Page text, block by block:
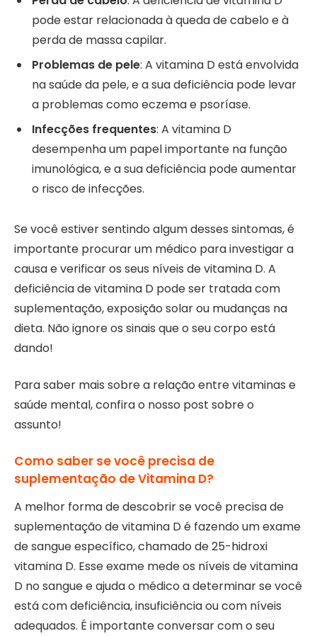
pode estar relacionada à queda de cabelo e à
perda de massa capilar.
Problemas de pele: A vitamina D está envolvida
na saúde da pele, e a sua deficiência pode levar
a problemas como eczema e psoríase.
Infecções frequentes: A vitamina D
desempenha um papel importante na função
imunológica, e a sua deficiência pode aumentar
o risco de infecções.
Se você estiver sentindo algum desses sintomas, é
importante procurar um médico para investigar a
causa e verificar os seus níveis de vitamina D. A
deficiência de vitamina D pode ser tratada com
suplementação, exposição solar ou mudanças na
dieta. Não ignore os sinais que o seu corpo está
dando!
Para saber mais sobre a relação entre vitaminas e
saúde mental, confira o nosso post sobre o
assunto!
Como saber se você precisa de
suplementação de Vitamina D?
A melhor forma de descobrir se você precisa de
suplementação de vitamina D é fazendo um exame
de sangue específico, chamado de 25-hidroxi
vitamina D. Esse exame mede os níveis de vitamina
D no sangue e ajuda o médico a determinar se você
está com deficiência, insuficiência ou com níveis
adequados. É importante conversar com o seu